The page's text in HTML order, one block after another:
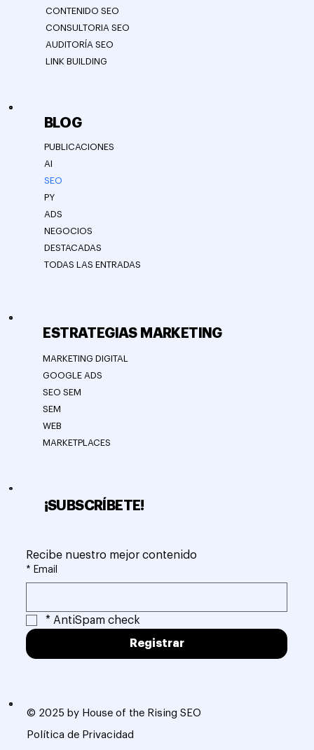
© 2025 by House of the Rising SEO
Política de Privacidad
¡SUBSCRÍBETE!
Recibe nuestro mejor contenido
* Email
* AntiSpam check
Registrar
CONTENIDO SEO
CONSULTORIA SEO
AUDITORÍA SEO
LINK BUILDING
ESTRATEGIAS MARKETING
MARKETING DIGITAL
GOOGLE ADS
SEO SEM
SEM
WEB
MARKETPLACES
BLOG
PUBLICACIONES
AI
SEO
PY
ADS
NEGOCIOS
DESTACADAS
TODAS LAS ENTRADAS